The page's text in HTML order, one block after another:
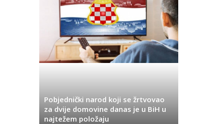
Pobjednički narod koji se žrtvovao
za dvije domovine danas je u BiH u
najtežem položaju